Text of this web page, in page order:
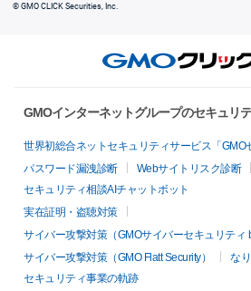
© GMO CLICK Securities, Inc.
GMOインターネットグループのセキュリ
世界初総合ネットセキュリティサービス「GMO
パスワード漏洩診断
Webサイトリスク診断
セキュリティ相談AIチャットボット
実在証明・盗聴対策
サイバー攻撃対策（GMOサイバーセキュリティ
サイバー攻撃対策（GMO Flatt Security）
な
セキュリティ事業の軌跡